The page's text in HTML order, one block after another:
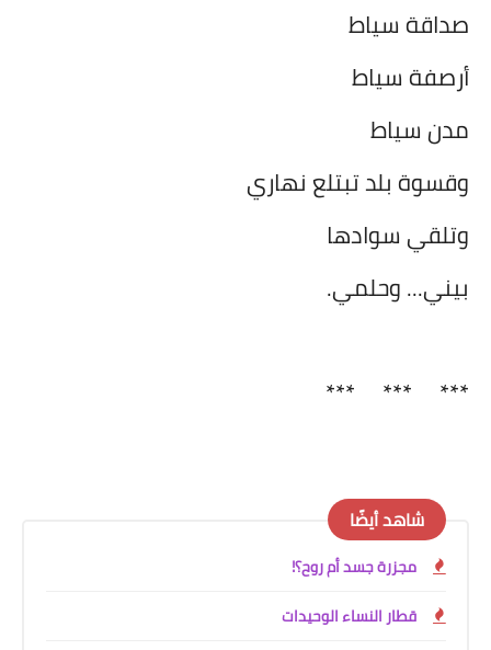
صداقة سياط
أرصفة سياط
مدن سياط
وقسوة بلد تبتلع نهاري
وتلقي سوادها
بيني... وحلمي.
***
***
***
شاهد أيضًا
مجزرة جسد أم روح؟!
قطار النساء الوحيدات